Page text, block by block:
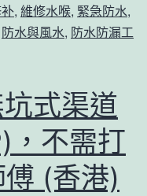
, 維修水喉, 緊急防水,
防水與風水, 防水防漏工
式渠道
，不需打
(香港)